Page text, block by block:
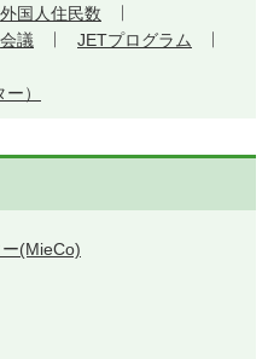
外国人住民数
会議
JETプログラム
）
(MieCo)